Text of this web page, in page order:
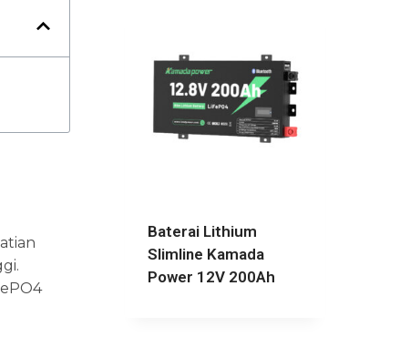
Baterai Lithium
Slimline Kamada
Power 12V 200Ah